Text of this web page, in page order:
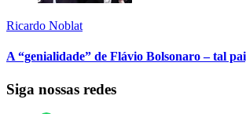
Ricardo Noblat
A “genialidade” de Flávio Bolsonaro – tal
Siga nossas redes